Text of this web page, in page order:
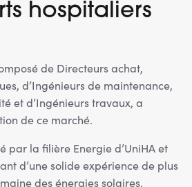
hospitaliers
de Directeurs achat,
d’Ingénieurs de maintenance,
et d’Ingénieurs travaux, a
de ce marché.
par la filière Energie d’UniHA et
d’une solide expérience de plus
des énergies solaires.